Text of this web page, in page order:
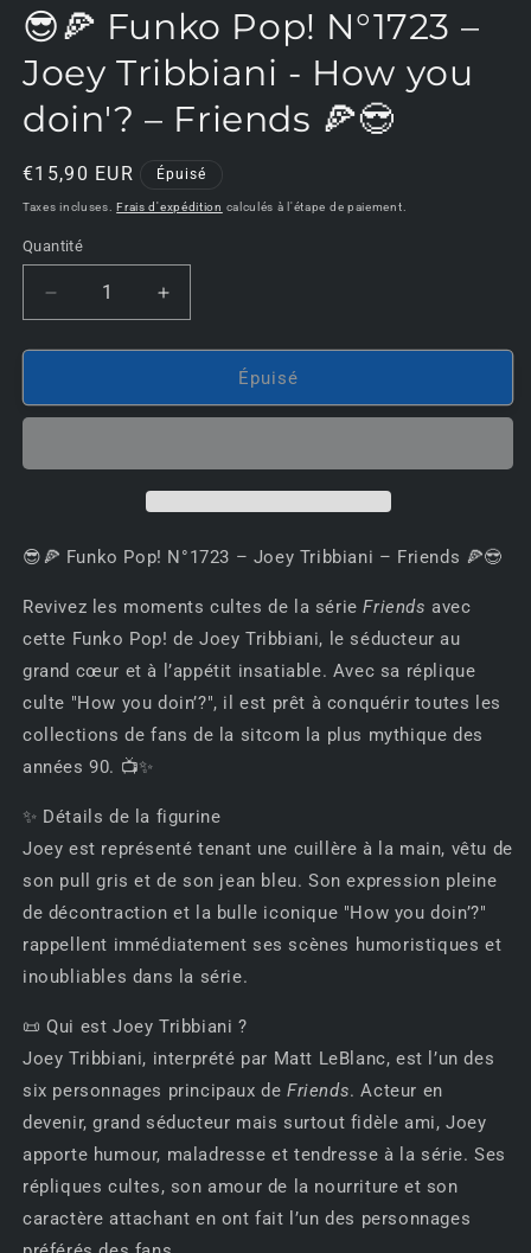
😎🍕 Funko Pop! N°1723 –
Joey Tribbiani - How you
doin'? – Friends 🍕😎
Prix
habituel
€15,90 EUR Épuisé
Taxes incluses.Frais d'expédition calculés à l'étape de paiement.
Quantité
Réduire
la
quantité
😎
Joey
-
How
you
doin&#39;?
–
Friends
😎
Augmenter
la
quantité
😎
Joey
-
How
you
doin&#39;?
–
Friends
Épuisé
😎🍕 Funko Pop! N°1723 – Joey Tribbiani – Friends 🍕😎
Revivez les moments cultes de la sérieFriends avec
cette Funko Pop! de Joey Tribbiani, le séducteur au
grand cœur et à l’appétit insatiable. Avec sa réplique
culte "How you doin’?", il est prêt à conquérir toutes les
collections de fans de la sitcom la plus mythique des
années 90. 📺✨
✨ Détails de la figurine
Joey est représenté tenant une cuillère à la main, vêtu de
son pull gris et de son jean bleu. Son expression pleine
de décontraction et la bulle iconique "How you doin’?"
rappellent immédiatement ses scènes humoristiques et
inoubliables dans la série.
📜 Qui est Joey Tribbiani ?
Joey Tribbiani, interprété par Matt LeBlanc, est l’un des
six personnages principaux deFriends. Acteur en
devenir, grand séducteur mais surtout fidèle ami, Joey
apporte humour, maladresse et tendresse à la série. Ses
répliques cultes, son amour de la nourriture et son
caractère attachant en ont fait l’un des personnages